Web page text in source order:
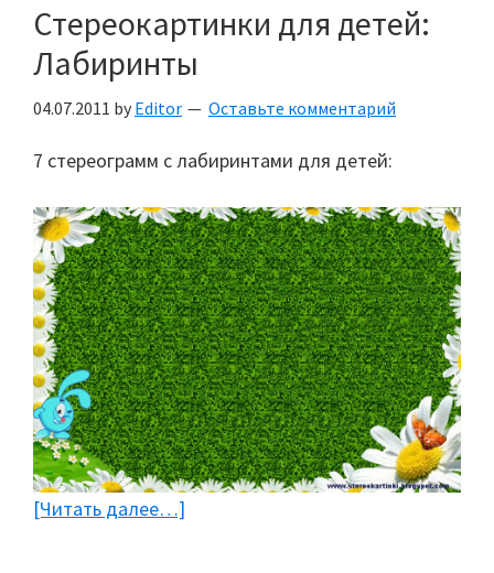
Стереокартинки для детей:
Лабиринты
04.07.2011 by Editor Оставьте комментарий
7 стереограмм с лабиринтами для детей:
[Читать далее…]